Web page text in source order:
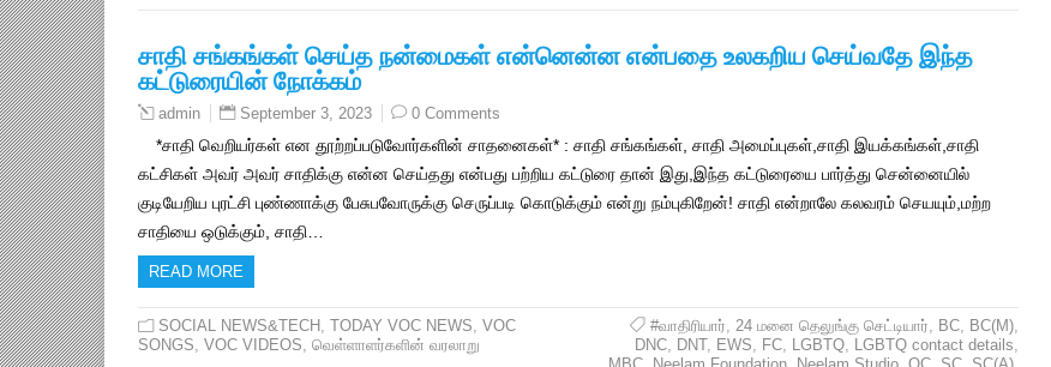
சாதி சங்கங்கள் செய்த நன்மைகள் என்னென்ன என்பதை உலகறிய செய்வதே இந்த
கட்டுரையின் நோக்கம்
admin September 3, 2023 0 Comments
*சாதி வெறியர்கள் என தூற்றப்படுவோர்களின் சாதனைகள்* : சாதி சங்கங்கள், சாதி அமைப்புகள்,சாதி இயக்கங்கள்,சாதி
கட்சிகள் அவர் அவர் சாதிக்கு என்ன செய்தது என்பது பற்றிய கட்டுரை தான் இது,இந்த கட்டுரையை பார்த்து சென்னையில்
குடியேறிய புரட்சி புண்ணாக்கு பேசுபவோருக்கு செருப்படி கொடுக்கும் என்று நம்புகிறேன்! சாதி என்றாலே கலவரம் செயயும்,மற்ற
சாதியை ஒடுக்கும், சாதி…
READ MORE
SOCIAL NEWS&TECH TODAY VOC NEWS VOC
SONGS VOC VIDEOS வெள்ளாளர்களின் வரலாறு
#வாதிரியார் 24 மனை தெலுங்கு செட்டியார் BC, BC(M),
DNC, DNT, EWS FC, LGBTQ, LGBTQ contact details